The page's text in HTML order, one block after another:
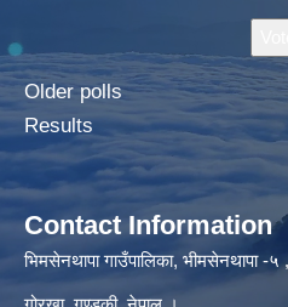
Older polls
Results
Contact Information
भिमसेनथापा गाउँपालिका, भीमसेनथापा -